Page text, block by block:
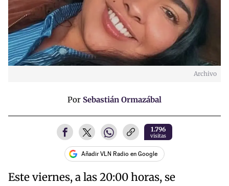
Archivo
Por Sebastián Ormazábal
1.796
visitas
Añadir VLN Radio en Google
Este viernes, a las 20:00 horas, se